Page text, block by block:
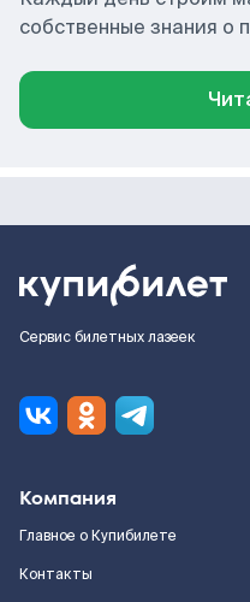
собственные знания о
Сервис билетных лазеек
Компания
Главное о Купибилете
Контакты